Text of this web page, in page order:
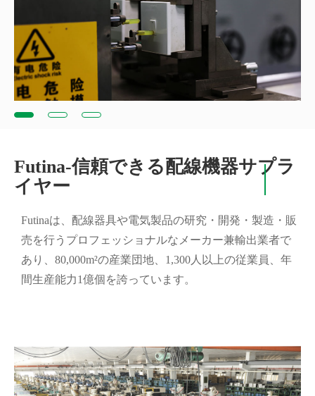
Futina-信頼できる配線機器サプラ
イヤー
Futinaは、配線器具や電気製品の研究・開発・製造・販
売を行うプロフェッショナルなメーカー兼輸出業者で
あり、80,000m²の産業団地、1,300人以上の従業員、年
間生産能力1億個を誇っています。